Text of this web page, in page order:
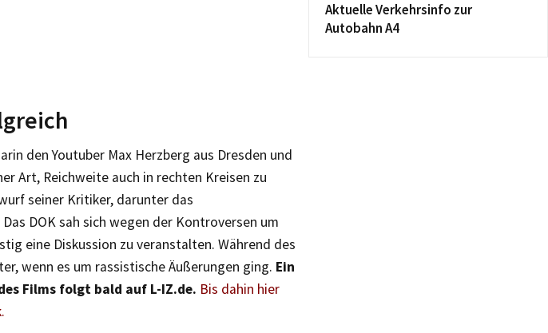
den Youtuber Max Herzberg aus Dresden und
Art, Reichweite auch in rechten Kreisen zu
seiner Kritiker, darunter das
DOK sah sich wegen der Kontroversen um
eine Diskussion zu veranstalten. Während des
wenn es um rassistische Äußerungen ging. Ein
Films folgt bald auf L-IZ.de. Bis dahin hier
Aktuelle Verkehrsinfo zur
Autobahn A4